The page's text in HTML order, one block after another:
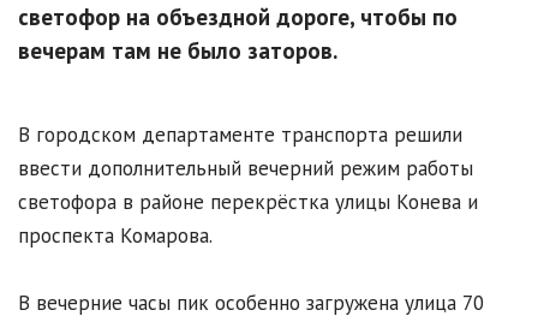
светофор на объездной дороге, чтобы по
вечерам там не было заторов.
В городском департаменте транспорта решили
ввести дополнительный вечерний режим работы
светофора в районе перекрёстка улицы Конева и
проспекта Комарова.
В вечерние часы пик особенно загружена улица 70